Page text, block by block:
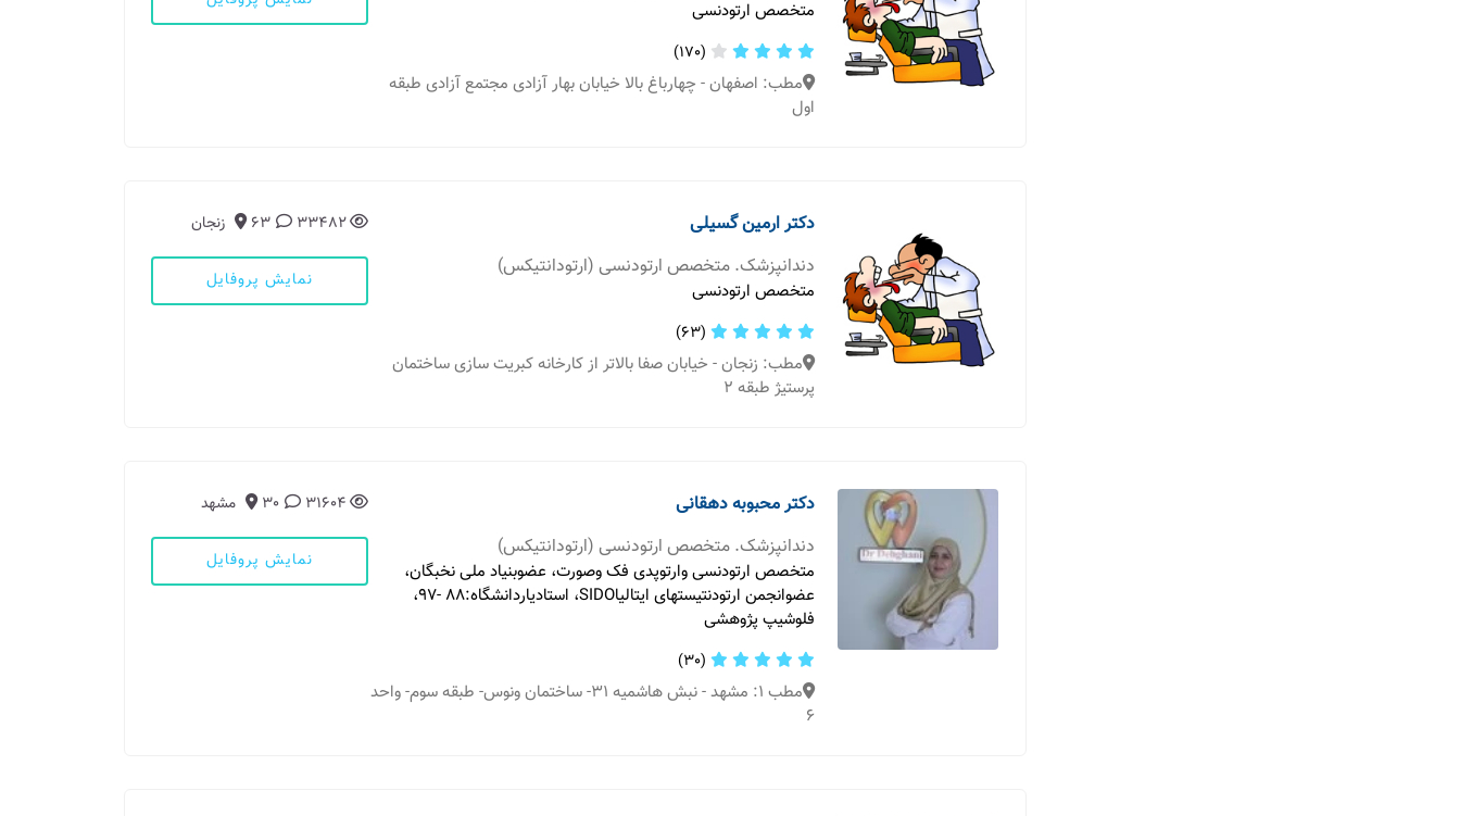
متخصص ارتودنسی
(170)
مطب: اصفهان - چهارباغ بالا خیابان بهار آزادی مجتمع آزادی طبقه
اول
دکتر ارمین گسیلی
دندانپزشک. متخصص ارتودنسی (ارتودانتیکس)
متخصص ارتودنسی
(63)
مطب: زنجان - خیابان صفا بالاتر از کارخانه کبریت سازی ساختمان
پرستیژ طبقه 2
33482
63 زنجان
نمایش پروفایل
دکتر محبوبه دهقانی
دندانپزشک. متخصص ارتودنسی (ارتودانتیکس)
متخصص ارتودنسی وارتوپدی فک وصورت، عضوبنیاد ملی نخبگان،
عضوانجمن ارتودنتیستهای ایتالیاSIDO، استادیاردانشگاه:88 -97،
فلوشیپ پژوهشی
(30)
مطب 1: مشهد - نبش هاشمیه ۳۱- ساختمان ونوس- طبقه سوم- واحد
۶
31604
30 مشهد
نمایش پروفایل